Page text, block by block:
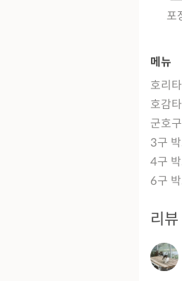
포
메뉴
호리
호감
군호
3구
4구
6구
리뷰